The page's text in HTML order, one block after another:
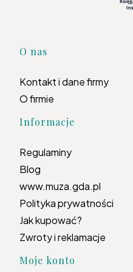
Linki w stopce
O nas
Kontakt i dane firmy
O firmie
Informacje
Regulaminy
Blog
www.muza.gda.pl
Polityka prywatności
Jak kupować?
Zwroty i reklamacje
Moje konto